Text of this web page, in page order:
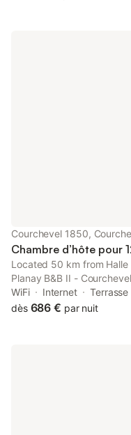
Courchevel 1850,
Chambre d’hôte pour
Located 50 km from
Planay B&B II -
accommodation with a
barbecue facilities. It is set
WiFi Internet
Terrasse
dès 686 € par nuit